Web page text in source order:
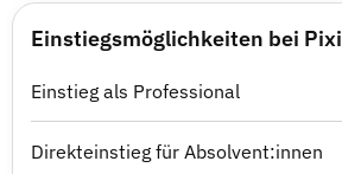
Einstiegsmöglichkeiten bei
Einstieg als Professional
Direkteinstieg für Absolvent:innen